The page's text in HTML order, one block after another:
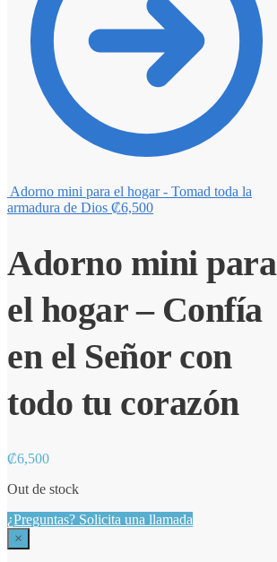
Adorno mini para el hogar - Tomad toda la
armadura de Dios ₡6,500
Adorno mini para
el hogar – Confía
en el Señor con
todo tu corazón
₡6,500
Out de stock
¿Preguntas? Solicita una llamada
×